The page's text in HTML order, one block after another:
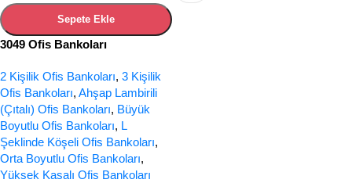
Sepete Ekle
3049 Ofis Bankoları
2 Kişilik Ofis Bankoları, 3 Kişilik
Ofis Bankoları, Ahşap Lambirili
(Çıtalı) Ofis Bankoları, Büyük
Boyutlu Ofis Bankoları, L
Şeklinde Köşeli Ofis Bankoları,
Orta Boyutlu Ofis Bankoları,
Yüksek Kasalı Ofis Bankoları